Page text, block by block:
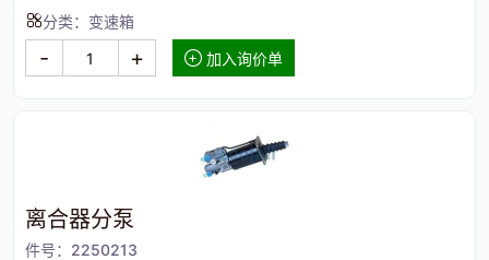
分类：变速箱
- + 加入询价单
离合器分泵
件号：2250213